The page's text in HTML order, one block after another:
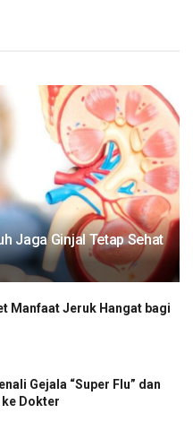
Jaga Ginjal Tetap Sehat
Manfaat Jeruk Hangat bagi
Gejala “Super Flu” dan
ke Dokter